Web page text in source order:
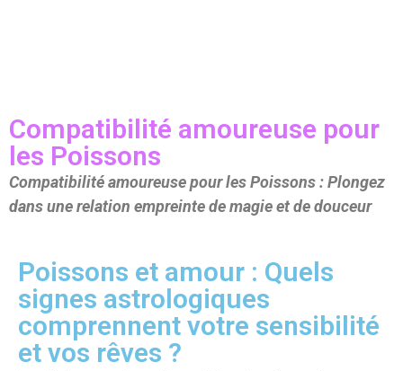
Compatibilité amoureuse pour
les Poissons
Compatibilité amoureuse pour les Poissons : Plongez
dans une relation empreinte de magie et de douceur
Poissons et amour : Quels
signes astrologiques
comprennent votre sensibilité
et vos rêves ?